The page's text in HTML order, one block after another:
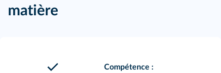
matière
Compétence :